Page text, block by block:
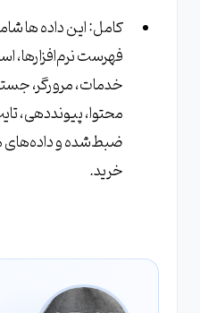
کامل: این داده ها
فهرست نرم‌افزارها،
خدمات، مرورگر،
محتوا، پیوند‌دهی،
ضبط‌شده و داده‌های
خرید.